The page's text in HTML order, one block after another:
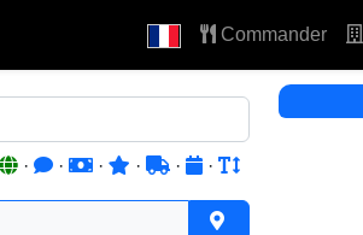
Commander
· · · · · ·